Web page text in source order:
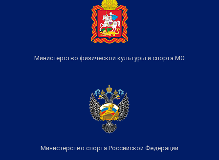
Министерство физической культуры и спорта МО
Министерство спорта Российской Федерации